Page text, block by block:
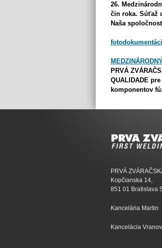
26.
čin roka. Súťaž
Naša
PRVÁ
QUALIDADE
komponentov
PRVÁ
Kopčianska 14,
851 01 Bratislava 5
Kancelária Martin
Kancelácia